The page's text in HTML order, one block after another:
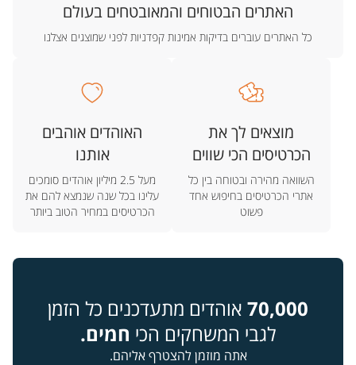
האתרים הבטוחים והמאובטחים בעולם
כל האתרים עוברים בדיקות אמינות קפדניות לפני שמוצגים אצלנו
מוצאים לך את
הכרטיסים הכי שווים
השוואה מהירה ובטוחה בין כל
אתרי הכרטיסים בחיפוש אחד
פשוט
האוהדים אוהבים
אותנו
מעל 2.5 מיליון אוהדים סומכים
עלינו בכל שנה שנמצא להם את
הכרטיסים במחיר הטוב ביותר
70,000 אוהדים מתעדכנים כל הזמן
לגבי המשחקים הכי חמים.
אתה מוזמן להצטרף אליהם.